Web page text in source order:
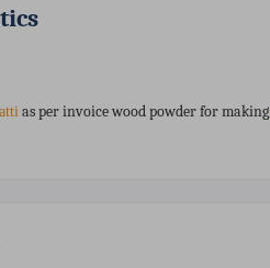
as per invoice wood powder for making